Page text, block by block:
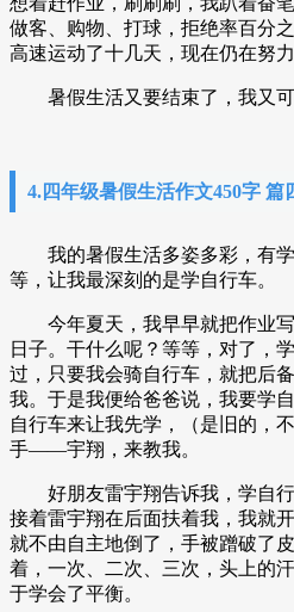
做客、购物、打球，拒绝率百分
高速运动了十几天，现在仍在努力
暑假生活又要结束了，我又可
4.四年级暑假生活作文450字 篇
我的暑假生活多姿多彩，有学
等，让我最深刻的是学自行车。
今年夏天，我早早就把作业写
日子。干什么呢？等等，对了，
过，只要我会骑自行车，就把后
我。于是我便给爸爸说，我要学
自行车来让我先学，（是旧的，
手——宇翔，来教我。
好朋友雷宇翔告诉我，学自行
接着雷宇翔在后面扶着我，我就
就不由自主地倒了，手被蹭破了
着，一次、二次、三次，头上的
于学会了平衡。